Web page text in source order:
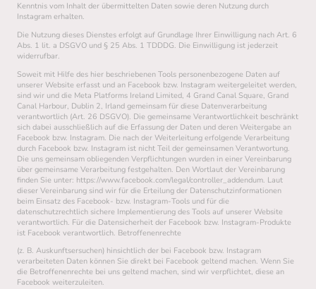
Kenntnis vom Inhalt der übermittelten Daten sowie deren Nutzung durch
Instagram erhalten.
Die Nutzung dieses Dienstes erfolgt auf Grundlage Ihrer Einwilligung nach Art. 6
Abs. 1 lit. a DSGVO und § 25 Abs. 1 TDDDG. Die Einwilligung ist jederzeit
widerrufbar.
Soweit mit Hilfe des hier beschriebenen Tools personenbezogene Daten auf
unserer Website erfasst und an Facebook bzw. Instagram weitergeleitet werden,
sind wir und die Meta Platforms Ireland Limited, 4 Grand Canal Square, Grand
Canal Harbour, Dublin 2, Irland gemeinsam für diese Datenverarbeitung
verantwortlich (Art. 26 DSGVO). Die gemeinsame Verantwortlichkeit beschränkt
sich dabei ausschließlich auf die Erfassung der Daten und deren Weitergabe an
Facebook bzw. Instagram. Die nach der Weiterleitung erfolgende Verarbeitung
durch Facebook bzw. Instagram ist nicht Teil der gemeinsamen Verantwortung.
Die uns gemeinsam obliegenden Verpflichtungen wurden in einer Vereinbarung
über gemeinsame Verarbeitung festgehalten. Den Wortlaut der Vereinbarung
finden Sie unter: https://www.facebook.com/legal/controller_addendum. Laut
dieser Vereinbarung sind wir für die Erteilung der Datenschutzinformationen
beim Einsatz des Facebook- bzw. Instagram-Tools und für die
datenschutzrechtlich sichere Implementierung des Tools auf unserer Website
verantwortlich. Für die Datensicherheit der Facebook bzw. Instagram-Produkte
ist Facebook verantwortlich. Betroffenenrechte
(z. B. Auskunftsersuchen) hinsichtlich der bei Facebook bzw. Instagram
verarbeiteten Daten können Sie direkt bei Facebook geltend machen. Wenn Sie
die Betroffenenrechte bei uns geltend machen, sind wir verpflichtet, diese an
Facebook weiterzuleiten.